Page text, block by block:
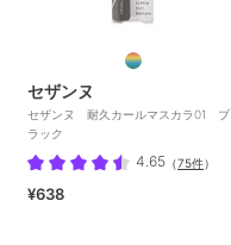
セザンヌ
セザンヌ 耐久カールマスカラ01 ブ
ラック
4.65 （75件）
¥638